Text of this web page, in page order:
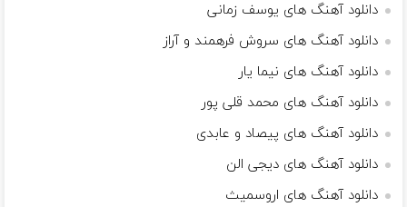
دانلود آهنگ های یوسف زمانی
دانلود آهنگ های سروش فرهمند و آراز
دانلود آهنگ های نیما یار
دانلود آهنگ های محمد قلی پور
دانلود آهنگ های پیصاد و عابدی
دانلود آهنگ های دیجی الن
دانلود آهنگ های اروسمیث